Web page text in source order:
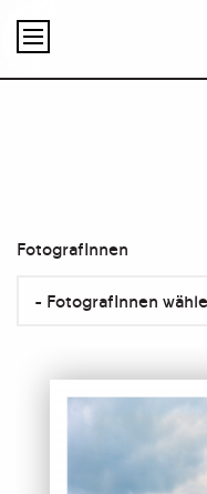

FotografInnen